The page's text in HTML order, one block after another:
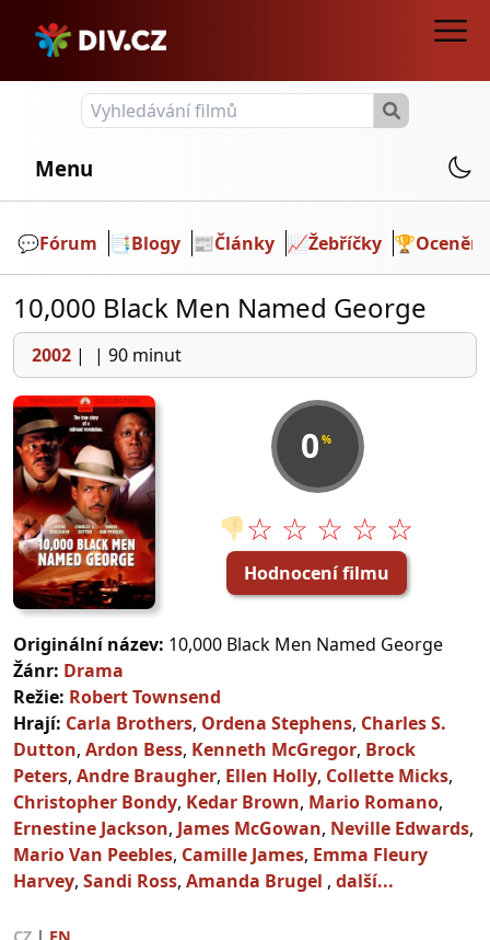
Menu
💬️Fórum 📑Blogy 📰Články 📈Žebříčky 🏆Ocenění
10,000 Black Men Named George
2002 | | 90 minut
0 %
👎☆ ☆ ☆ ☆ ☆
Hodnocení filmu
Originální název: 10,000 Black Men Named George
Žánr: Drama
Režie: Robert Townsend
Hrají: Carla Brothers, Ordena Stephens, Charles S.
Dutton, Ardon Bess, Kenneth McGregor, Brock
Peters, Andre Braugher, Ellen Holly, Collette Micks,
Christopher Bondy, Kedar Brown, Mario Romano,
Ernestine Jackson, James McGowan, Neville Edwards,
Mario Van Peebles, Camille James, Emma Fleury
Harvey, Sandi Ross, Amanda Brugel , další...